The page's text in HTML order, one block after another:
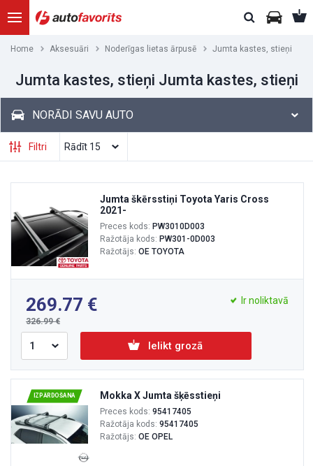
Home Aksesuāri Noderīgas lietas ārpusē Jumta kastes, stieņi
Jumta kastes, stieņi Jumta kastes, stieņi
NORĀDI SAVU AUTO
Filtri
Jumta škērsstiņi Toyota Yaris Cross
2021-
Preces kods: PW3010D003
Ražotāja kods: PW301-0D003
Ražotājs: OE TOYOTA
269.77
326.99
Ir noliktavā
Ielikt grozā
IZPĀRDOŠANA Mokka X Jumta šķēsstieņi
Preces kods: 95417405
Ražotāja kods: 95417405
Ražotājs: OE OPEL